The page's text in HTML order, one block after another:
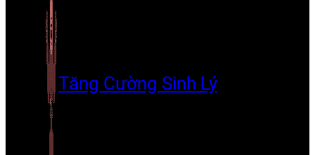
Tăng Cường Sinh Lý